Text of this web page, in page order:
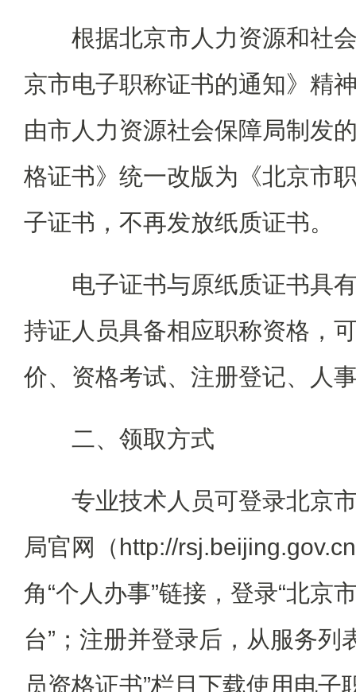
根据北京市人力资源和社
京市电子职称证书的通知》精
由市人力资源社会保障局制发
格证书》统一改版为《北京市
子证书，不再发放纸质证书。
电子证书与原纸质证书具
持证人员具备相应职称资格，
价、资格考试、注册登记、人
二、领取方式
专业技术人员可登录北京
局官网（http://
角“个人办事”链接，登录“北京
台”；注册并登录后，从服务列
员资格证书”栏目下载使用电子